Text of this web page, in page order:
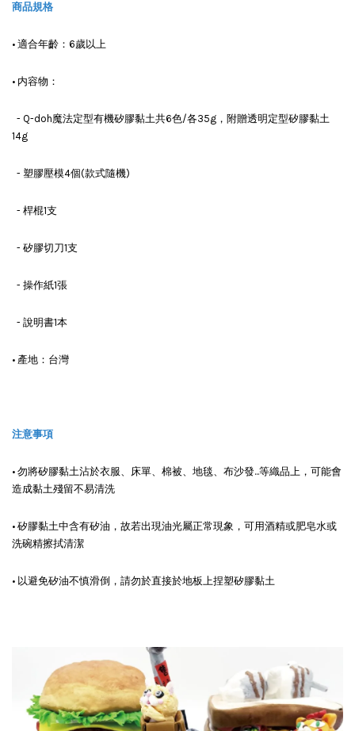
商品規格
• 適合年齡：6歲以上
• 内容物：
- Q-doh魔法定型有機矽膠黏土共6色/各35g，附贈透明定型矽膠黏土
14g
- 塑膠壓模4個(款式隨機)
- 桿棍1支
- 矽膠切刀1支
- 操作紙1張
- 說明書1本
• 產地：台灣
注意事項
• 勿將矽膠黏土沾於衣服、床單、棉被、地毯、布沙發...等織品上，可能會
造成黏土殘留不易清洗
• 矽膠黏土中含有矽油，故若出現油光屬正常現象，可用酒精或肥皂水或
洗碗精擦拭清潔
• 以避免矽油不慎滑倒，請勿於直接於地板上捏塑矽膠黏土